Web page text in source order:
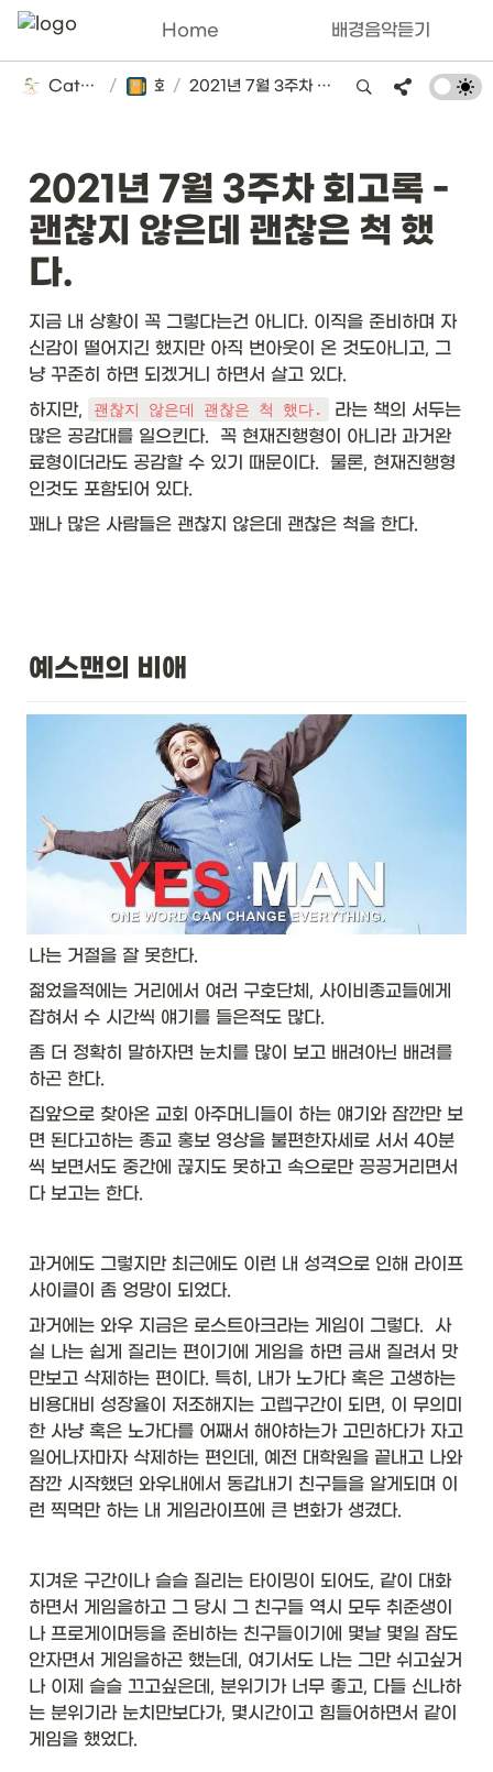
Home 배경음악듣기
Catsbi's DLog / 회고록
/ 2021년 7월 3주차 회고록 - 괜찮지 않은데 괜찮은 척 했다.
2021년 7월 3주차 회고록 -
괜찮지 않은데 괜찮은 척 했
다.
지금 내 상황이 꼭 그렇다는건 아니다. 이직을 준비하며 자
신감이 떨어지긴 했지만 아직 번아웃이 온 것도아니고, 그
냥 꾸준히 하면 되겠거니 하면서 살고 있다.
하지만,
괜찮지 않은데 괜찮은 척 했다.
라는 책의 서두는
많은 공감대를 일으킨다.  꼭 현재진행형이 아니라 과거완
료형이더라도 공감할 수 있기 때문이다.  물론, 현재진행형
인것도 포함되어 있다.
꽤나 많은 사람들은 괜찮지 않은데 괜찮은 척을 한다.
예스맨의 비애
나는 거절을 잘 못한다.
젊었을적에는 거리에서 여러 구호단체, 사이비종교들에게
잡혀서 수 시간씩 얘기를 들은적도 많다.
좀 더 정확히 말하자면 눈치를 많이 보고 배려아닌 배려를
하곤 한다.
집앞으로 찾아온 교회 아주머니들이 하는 얘기와 잠깐만 보
면 된다고하는 종교 홍보 영상을 불편한자세로 서서 40분
씩 보면서도 중간에 끊지도 못하고 속으로만 끙끙거리면서
다 보고는 한다.
과거에도 그렇지만 최근에도 이런 내 성격으로 인해 라이프
사이클이 좀 엉망이 되었다.
과거에는 와우 지금은 로스트아크라는 게임이 그렇다.  사
실 나는 쉽게 질리는 편이기에 게임을 하면 금새 질려서 맛
만보고 삭제하는 편이다. 특히, 내가 노가다 혹은 고생하는
비용대비 성장율이 저조해지는 고렙구간이 되면, 이 무의미
한 사냥 혹은 노가다를 어째서 해야하는가 고민하다가 자고
일어나자마자 삭제하는 편인데, 예전 대학원을 끝내고 나와
잠깐 시작했던 와우내에서 동갑내기 친구들을 알게되며 이
런 찍먹만 하는 내 게임라이프에 큰 변화가 생겼다.
지겨운 구간이나 슬슬 질리는 타이밍이 되어도, 같이 대화
하면서 게임을하고 그 당시 그 친구들 역시 모두 취준생이
나 프로게이머등을 준비하는 친구들이기에 몇날 몇일 잠도
안자면서 게임을하곤 했는데, 여기서도 나는 그만 쉬고싶거
나 이제 슬슬 끄고싶은데, 분위기가 너무 좋고, 다들 신나하
는 분위기라 눈치만보다가, 몇시간이고 힘들어하면서 같이
게임을 했었다.